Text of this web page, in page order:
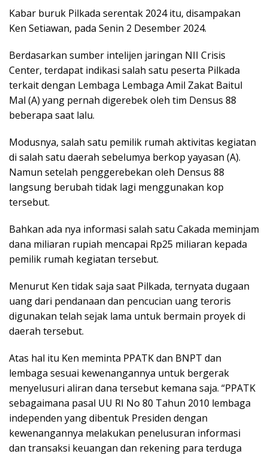
Kabar buruk Pilkada serentak 2024 itu, disampakan
Ken Setiawan, pada Senin 2 Desember 2024.
Berdasarkan sumber intelijen jaringan NII Crisis
Center, terdapat indikasi salah satu peserta Pilkada
terkait dengan Lembaga Lembaga Amil Zakat Baitul
Mal (A) yang pernah digerebek oleh tim Densus 88
beberapa saat lalu.
Modusnya, salah satu pemilik rumah aktivitas kegiatan
di salah satu daerah sebelumya berkop yayasan (A).
Namun setelah penggerebekan oleh Densus 88
langsung berubah tidak lagi menggunakan kop
tersebut.
Bahkan ada nya informasi salah satu Cakada meminjam
dana miliaran rupiah mencapai Rp25 miliaran kepada
pemilik rumah kegiatan tersebut.
Menurut Ken tidak saja saat Pilkada, ternyata dugaan
uang dari pendanaan dan pencucian uang teroris
digunakan telah sejak lama untuk bermain proyek di
daerah tersebut.
Atas hal itu Ken meminta PPATK dan BNPT dan
lembaga sesuai kewenangannya untuk bergerak
menyelusuri aliran dana tersebut kemana saja. “PPATK
sebagaimana pasal UU RI No 80 Tahun 2010 lembaga
independen yang dibentuk Presiden dengan
kewenangannya melakukan penelusuran informasi
dan transaksi keuangan dan rekening para terduga